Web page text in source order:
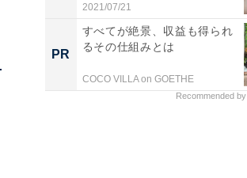
2021/07/21
PR
すべてが絶景、収益も得られ
るその仕組みとは
COCO VILLA on GOETHE
Recommended by